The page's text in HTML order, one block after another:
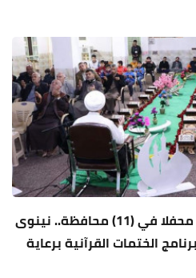
بعد الاعلان عن اقامة (124) محفلا في (11) محافظة.. نينوى
الختمات القرآنية برعاية